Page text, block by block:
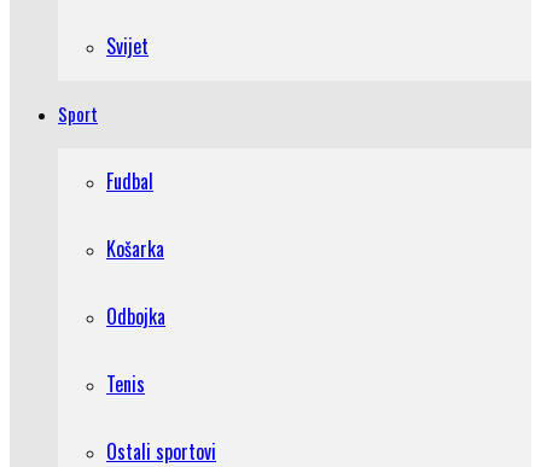
Svijet
Sport
Fudbal
Košarka
Odbojka
Tenis
Ostali sportovi